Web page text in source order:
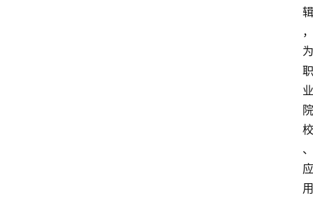
辑
，
为
职
业
院
校
、
应
用